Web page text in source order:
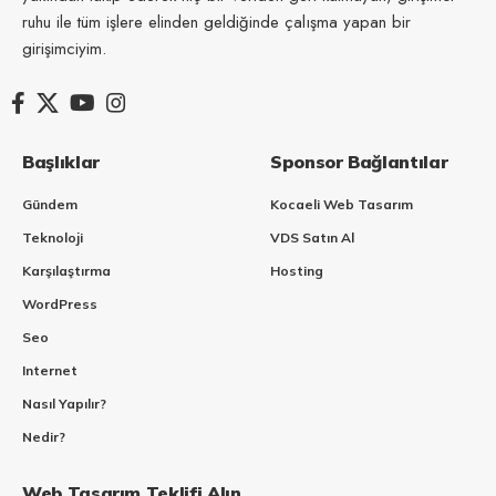
ruhu ile tüm işlere elinden geldiğinde çalışma yapan bir
girişimciyim.
Başlıklar
Gündem
Teknoloji
Karşılaştırma
WordPress
Seo
Internet
Nasıl Yapılır?
Nedir?
Sponsor Bağlantılar
Kocaeli Web Tasarım
VDS Satın Al
Hosting